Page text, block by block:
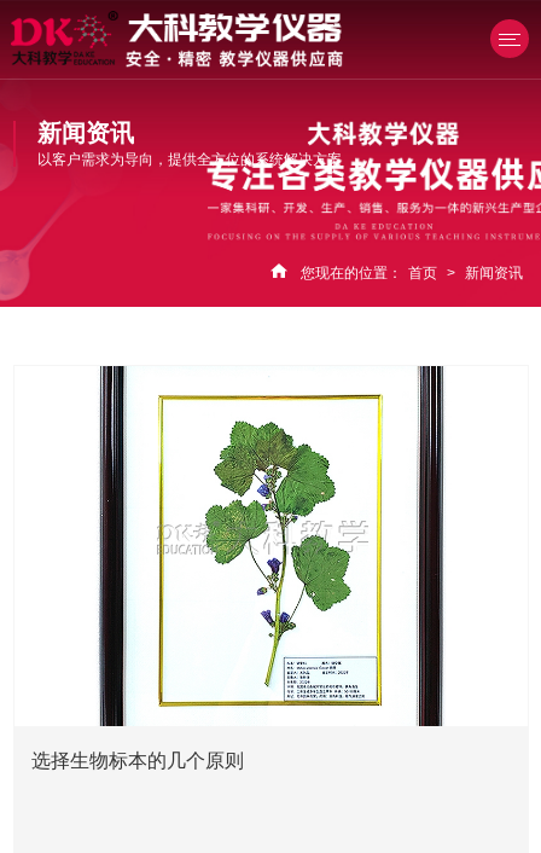
产品中心
新闻资讯
以客户需求为导向，提供全方位的系统解决方案
您现在的位置： 首页 > 新闻资讯
选择生物标本的几个原则